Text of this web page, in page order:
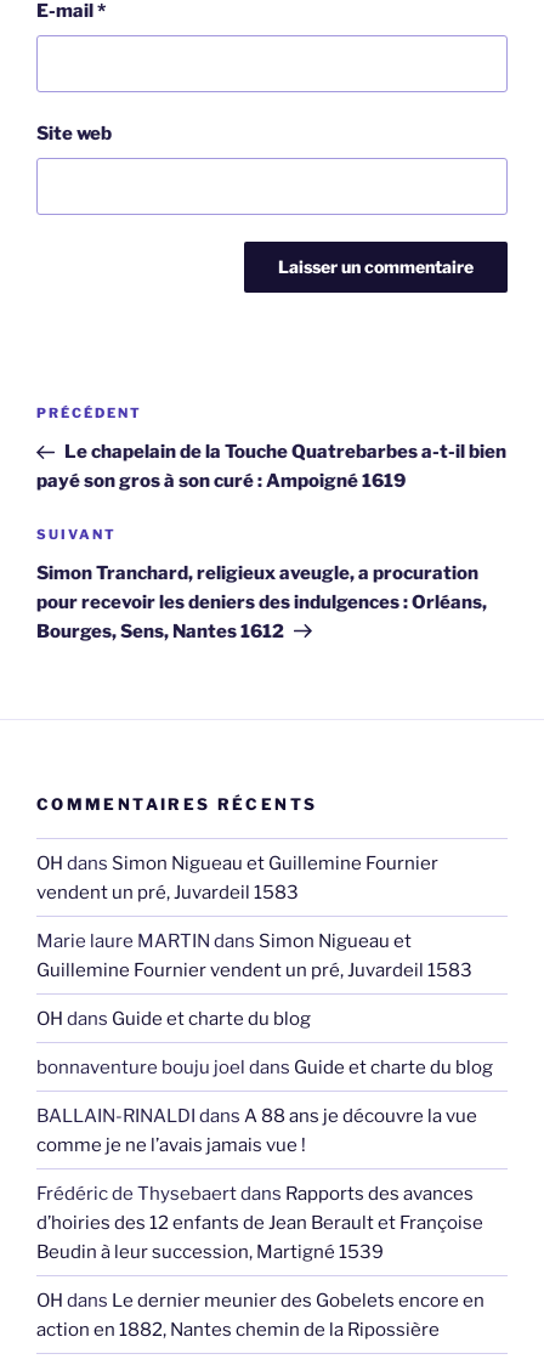
E-mail*
Site web
Navigation
l’article
Article
précédent
PRÉCÉDENT
Le chapelain de la Touche Quatrebarbes a-t-il bien
payé son gros à son curé : Ampoigné 1619
Article
suivant
SUIVANT
Simon Tranchard, religieux aveugle, a procuration
pour recevoir les deniers des indulgences : Orléans,
Bourges, Sens, Nantes 1612
COMMENTAIRES RÉCENTS
OH dans Simon Nigueau et Guillemine Fournier
vendent un pré, Juvardeil 1583
Marie laure MARTIN dans Simon Nigueau et
Guillemine Fournier vendent un pré, Juvardeil 1583
OH dans Guide et charte du blog
bonnaventure bouju joel dans Guide et charte du blog
BALLAIN-RINALDI dans A 88 ans je découvre la vue
comme je ne l’avais jamais vue !
Frédéric de Thysebaertdans Rapports des avances
d’hoiries des 12 enfants de Jean Berault et Françoise
Beudin à leur succession, Martigné 1539
OH dans Le dernier meunier des Gobelets encore en
action en 1882, Nantes chemin de la Ripossière